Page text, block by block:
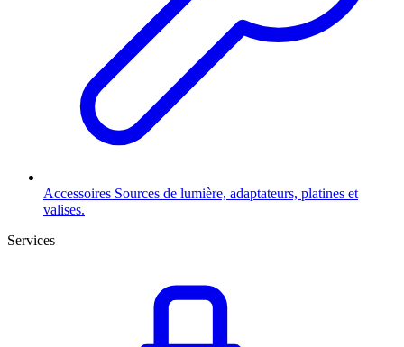
Accessoires Sources de lumière, adaptateurs, platines et
valises.
Services